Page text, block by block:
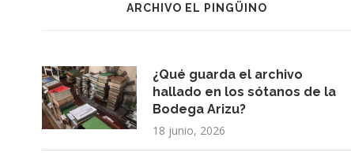
ARCHIVO EL PINGÜINO
¿Qué guarda el archivo
hallado en los sótanos de la
Bodega Arizu?
18 junio, 2026